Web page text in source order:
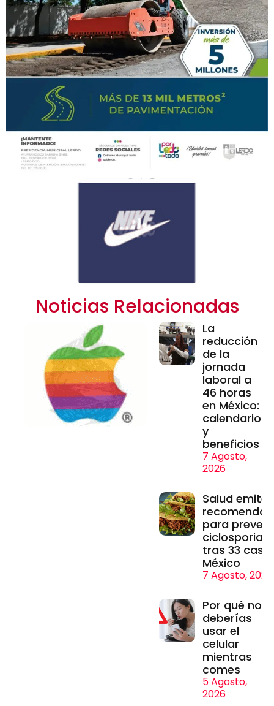
Noticias Relacionadas
La
reducción
de la
jornada
laboral a
46 horas
en México:
calendario
y
beneficios
7 Agosto,
2026
Salud emite
para
tras 33
México
7 Agosto, 2026
Por qué no
deberías
usar el
celular
mientras
comes
5 Agosto,
2026